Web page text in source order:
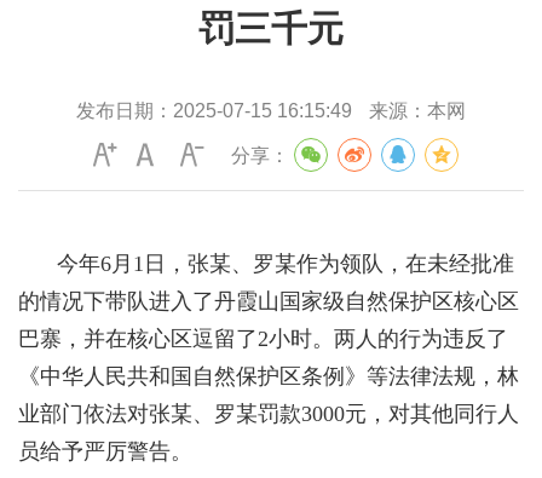
罚三千元
发布日期： 2025-07-15 16:15:49 来源： 本网
分享：
今年6月1日，张某、罗某作为领队，在未经批准
的情况下带队进入了丹霞山国家级自然保护区核心区
巴寨，并在核心区逗留了2小时。两人的行为违反了
《中华人民共和国自然保护区条例》等法律法规，林
业部门依法对张某、罗某罚款3000元，对其他同行人
员给予严厉警告。